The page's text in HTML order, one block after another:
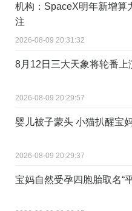
机构：SpaceX明年新增算
注
2026-08-09 20:31:32
8月12日三大天象将轮番
2026-08-09 20:29:57
婴儿被子蒙头 小猫扒醒宝
2026-08-09 20:29:37
宝妈自然受孕四胞胎取名“